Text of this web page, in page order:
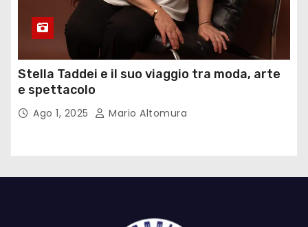
Stella Taddei e il suo viaggio tra moda, arte
e spettacolo
Ago 1, 2025 Mario Altomura